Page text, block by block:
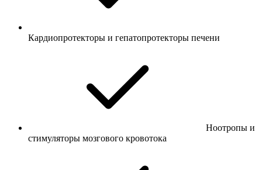
Кардиопротекторы и гепатопротекторы печени
Ноотропы и
стимуляторы мозгового кровотока